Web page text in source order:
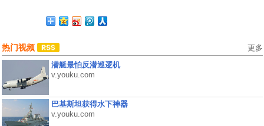
热门视频 更多
潜艇最怕反潜巡逻机
v.youku.com
巴基斯坦获得水下神器
v.youku.com